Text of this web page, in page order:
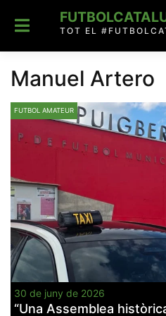
content
TOT EL
Manuel Artero
FUTBOL AMATEUR
30 de juny de 2026
“Una Assemblea